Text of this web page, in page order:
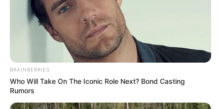
ΙΣΤΟΡΙΑ ΡΟΗ ΤΩΝ ΑΡΘΡΩΝ ΣΗΜΑΝΤΙΚΕΣ ΕΙΔΗΣΕΙΣ
Επιζήσασα του Ολοκαυτώματος: Το Ποτέ
Ξανά Είναι Τώρα. Εκτός Αν
Αντισταθούμε ‘Ολοι
Επιζήσασα του Ολοκαυτώματος: Το Ποτέ Ξανά Είναι Τώρα.
Εκτός Αν Αντισταθούμε ‘Ολοι. Το CHD καταγγέλλει τη βία
στις Βρυξέλλες μετά τη διακοπή της συγκέντρωσης κατά...
BRAINBERRIES
Who Will Take On The Iconic Role Next? Bond Casting
Rumors